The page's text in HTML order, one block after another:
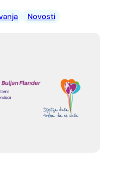
Novosti